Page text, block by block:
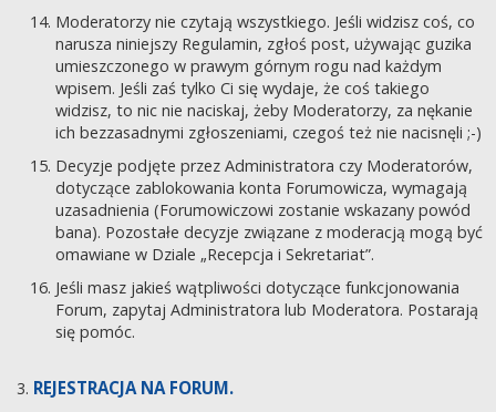
Moderatorzy nie czytają wszystkiego. Jeśli widzisz coś, co
narusza niniejszy Regulamin, zgłoś post, używając guzika
umieszczonego w prawym górnym rogu nad każdym
wpisem. Jeśli zaś tylko Ci się wydaje, że coś takiego
widzisz, to nic nie naciskaj, żeby Moderatorzy, za nękanie
ich bezzasadnymi zgłoszeniami, czegoś też nie nacisnęli ;-)
Decyzje podjęte przez Administratora czy Moderatorów,
dotyczące zablokowania konta Forumowicza, wymagają
uzasadnienia (Forumowiczowi zostanie wskazany powód
bana). Pozostałe decyzje związane z moderacją mogą być
omawiane w Dziale „Recepcja i Sekretariat”.
Jeśli masz jakieś wątpliwości dotyczące funkcjonowania
Forum, zapytaj Administratora lub Moderatora. Postarają
się pomóc.
REJESTRACJA NA FORUM.